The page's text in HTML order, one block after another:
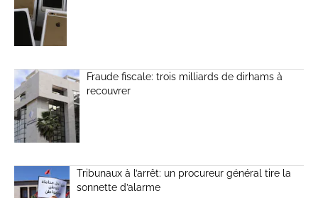
Fraude fiscale: trois milliards de dirhams à
recouvrer
Tribunaux à l’arrêt: un procureur général tire la
sonnette d’alarme